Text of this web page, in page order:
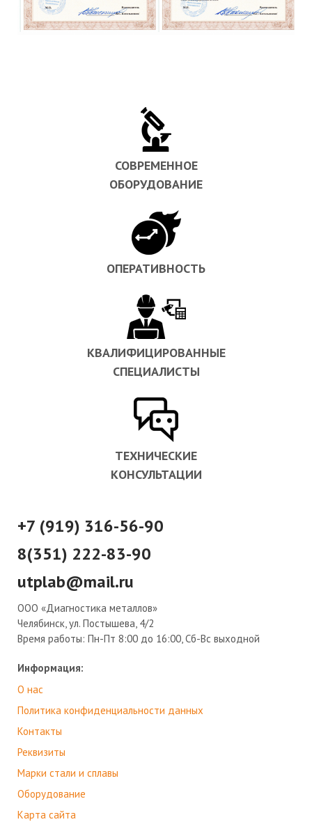
СОВРЕМЕННОЕ
ОБОРУДОВАНИЕ
ОПЕРАТИВНОСТЬ
КВАЛИФИЦИРОВАННЫЕ
СПЕЦИАЛИСТЫ
ТЕХНИЧЕСКИЕ
КОНСУЛЬТАЦИИ
+7 (919) 316-56-90
8(351) 222-83-90
utplab@mail.ru
ООО «Диагностика металлов»
Челябинск, ул. Постышева, 4/2
Время работы: Пн-Пт 8:00 до 16:00, Сб-Вс выходной
Информация:
О нас
Политика конфиденциальности данных
Контакты
Реквизиты
Марки стали и сплавы
Оборудование
Карта сайта